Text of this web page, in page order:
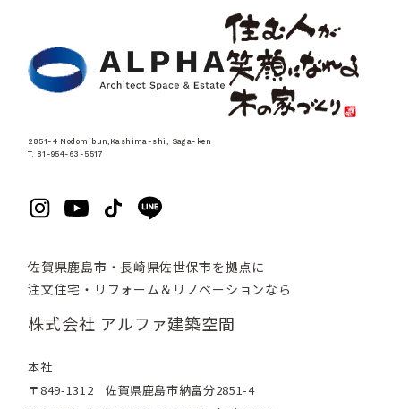
2851-4 Nodomibun,Kashima-shi, Saga-ken
T. 81-954-63-5517
佐賀県鹿島市・長崎県佐世保市を拠点に
注文住宅・リフォーム＆リノベーションなら
株式会社 アルファ建築空間
本社
〒849-1312 佐賀県鹿島市納富分2851-4